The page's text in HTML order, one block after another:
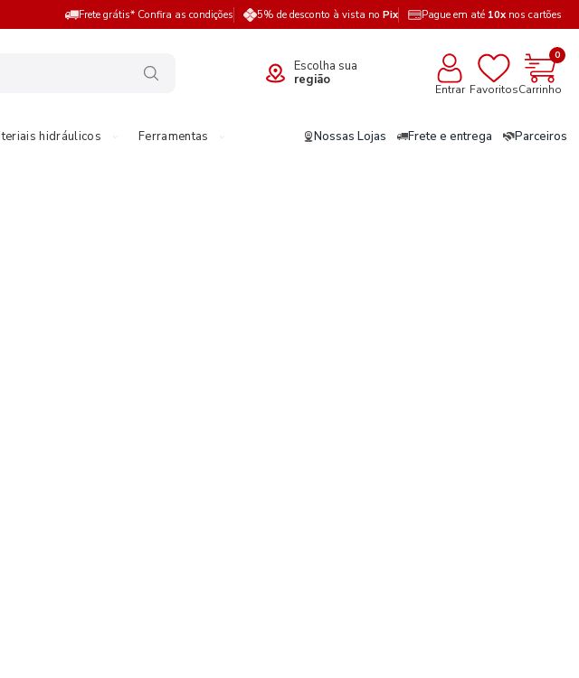
Frete grátis* Confira as condições 5% de desconto à vista no Pix Pague em até 10x nos cartões
Escolha sua
região
Entrar Favoritos
0
Carrinho
hidráulicos Ferramentas Nossas Lojas Frete e entrega Parceiros